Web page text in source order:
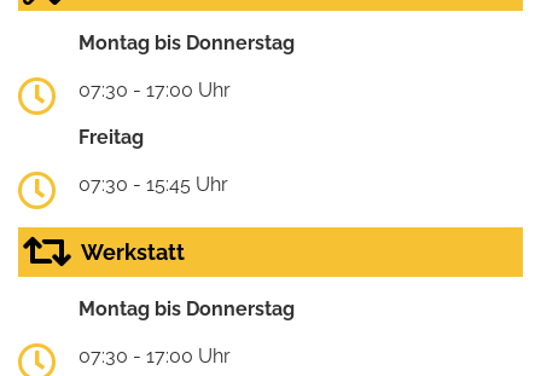
Montag bis Donnerstag
07:30 - 17:00 Uhr
Freitag
07:30 - 15:45 Uhr
Werkstatt
Montag bis Donnerstag
07:30 - 17:00 Uhr